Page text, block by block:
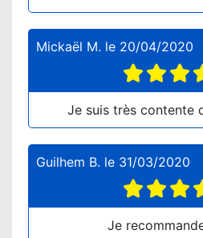
Mickaël M. le 20/04/2020
Je suis très contente
Guilhem B. le 31/03/2020
Je